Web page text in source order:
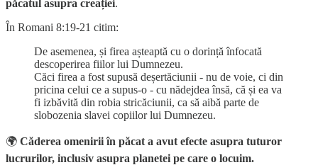
păcatul asupra creației.
În Romani 8:19-21 citim:
De asemenea, și firea așteaptă cu o dorință înfocată
descoperirea fiilor lui Dumnezeu.
Căci firea a fost supusă deșertăciunii - nu de voie, ci din
pricina celui ce a supus-o - cu nădejdea însă, că și ea va
fi izbăvită din robia stricăciunii, ca să aibă parte de
slobozenia slavei copiilor lui Dumnezeu.
🌍 Căderea omenirii în păcat a avut efecte asupra tuturor
lucrurilor, inclusiv asupra planetei pe care o locuim.